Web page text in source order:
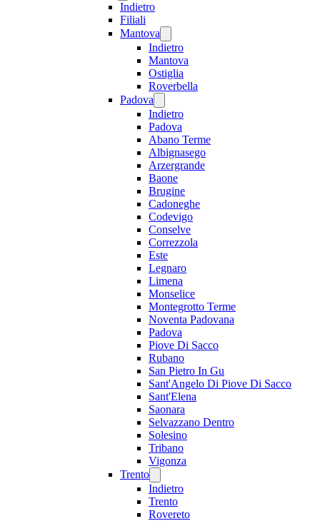
Indietro
Filiali
Mantova
Indietro
Mantova
Ostiglia
Roverbella
Padova
Indietro
Padova
Abano Terme
Albignasego
Arzergrande
Baone
Brugine
Cadoneghe
Codevigo
Conselve
Correzzola
Este
Legnaro
Limena
Monselice
Montegrotto Terme
Noventa Padovana
Padova
Piove Di Sacco
Rubano
San Pietro In Gu
Sant'Angelo Di Piove Di Sacco
Sant'Elena
Saonara
Selvazzano Dentro
Solesino
Tribano
Vigonza
Trento
Indietro
Trento
Rovereto